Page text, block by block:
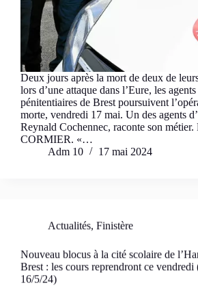
Deux jours après la mort de deux de
lors d’une attaque dans l’Eure, les agents
pénitentiaires de Brest poursuivent
morte, vendredi 17 mai. Un des agents
Reynald Cochennec, raconte son
CORMIER. «…
Adm 10
17 mai 2024
Actualités, Finistère
Nouveau blocus à la cité scolaire de
Brest : les cours reprendront ce
16/5/24)